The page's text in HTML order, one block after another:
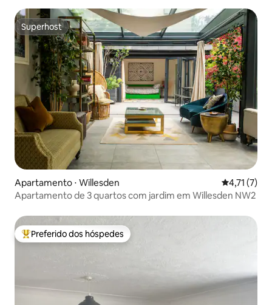
Superhost
Superhost
Apartamento ⋅ Willesden 4,71 de
4,71 (7)
Apartamento de 3 quartos com jardim em Willesden NW2
Entre os melhores preferidos dos hóspedes
Preferido dos hóspedes